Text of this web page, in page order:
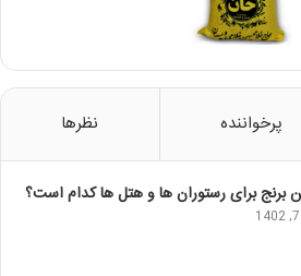
پرخواننده نظرها
برنج برای رستوران ها و هتل ها کدام است؟